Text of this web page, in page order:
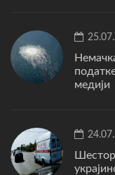
медији